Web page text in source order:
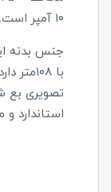
۱۰ آمپر است.
جنس بدنه
با
تصویری بع
استاندارد